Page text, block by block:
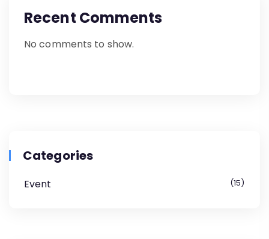
Recent Comments
No comments to show.
Categories
Event 15